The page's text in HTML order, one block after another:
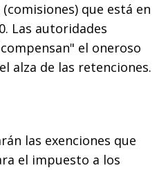
que está en
Las autoridades
el oneroso
alza de las retenciones.
las exenciones que
el impuesto a los